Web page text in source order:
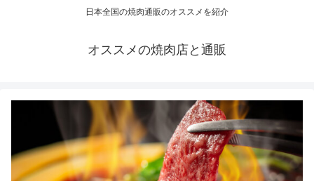
日本全国の焼肉通販のオススメを紹介
オススメの焼肉店と通販